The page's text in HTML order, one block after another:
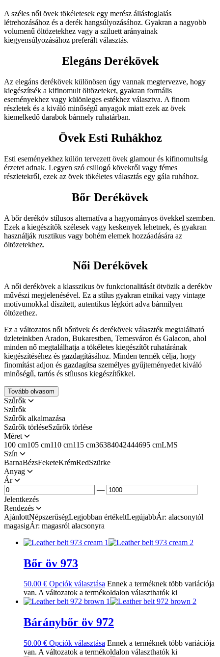
A széles női övek tökéletesek egy merész állásfoglalás
létrehozásához és a derék hangsúlyozásához. Gyakran a nagyobb
volumenű öltözetekhez vagy a sziluett arányainak
kiegyensúlyozásához preferált választás.
Elegáns Derékövek
Az elegáns derékövek különösen úgy vannak megtervezve, hogy
kiegészítsék a kifinomult öltözeteket, gyakran formális
eseményekhez vagy különleges estékhez választva. A finom
részletek és a kiváló minőségű anyagok miatt ezek az övek
kiemelkedő darabok bármely ruhatárban.
Övek Esti Ruhákhoz
Esti eseményekhez külön tervezett övek glamour és kifinomultság
érzetet adnak. Legyen szó csillogó kövekről vagy fémes
részletekről, ezek az övek tökéletes választás egy gála ruhához.
Bőr Derékövek
A bőr deréköv stílusos alternatíva a hagyományos övekkel szemben.
Ezek a kiegészítők szélesek vagy keskenyek lehetnek, és gyakran
használják rusztikus vagy bohém elemek hozzáadására az
öltözetekhez.
Női Derékövek
A női derékövek a klasszikus öv funkcionalitását ötvözik a deréköv
művészi megjelenésével. Ez a stílus gyakran etnikai vagy vintage
motívumokkal díszített, autentikus légkört adva bármilyen
öltözethez.
Ez a változatos női bőrövek és derékövek választék megtalálható
üzleteinkben Aradon, Bukarestben, Temesváron és Galacon, ahol
minden nő megtalálhatja a tökéletes kiegészítőt ruhatárának
kiegészítéséhez és gazdagításához. Minden termék célja, hogy
finomítást adjon és gazdagítsa személyes gyűjteményedet kiváló
minőségű, tartós és stílusos kiegészítőkkel.
Tovább olvasom
Szűrők
Szűrők
Szűrők alkalmazása
Szűrők törléseSzűrők törlése
Méret
100 cm105 cm110 cm115 cm36384042444695 cmLMS
Szín
BarnaBézsFeketeKrémRedSzürke
Anyag
Ár
—
Jelentkezés
Rendezés
AjánlottNépszerűségLegjobban értékeltLegújabbÁr: alacsonytól
magasigÁr: magasról alacsonyra
Bőr öv 973
50.00 € Opciók választása Ennek a terméknek több variációja
van. A változatok a termékoldalon választhatók ki
Báránybőr öv 972
50.00 € Opciók választása Ennek a terméknek több variációja
van. A változatok a termékoldalon választhatók ki